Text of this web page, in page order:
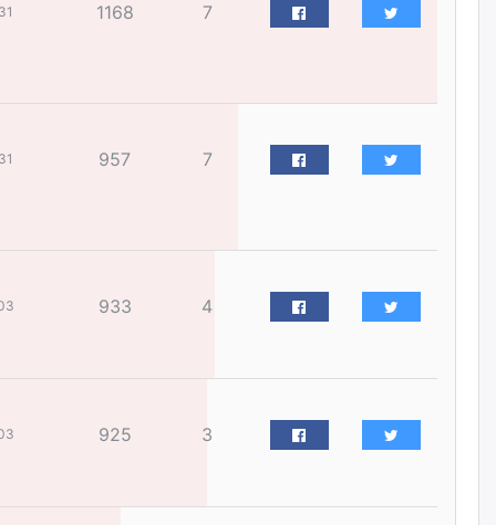
Барилгын салбарын 100
Монгол Улсад 162 вагон - 9720
тонн АИ-92 орж иржээ
Jade Gas: 1.1 тэрбум австрали
эцсийн гэрээг есдүгээр сард
байгуулбал Тавантолгойн
метан хийн үйлдвэрлэлийн
Ханын материалд эхний
ээлжийн 6 блок орон сууцны
өчигдѳр
1168 7
957 7
933 4
925 3